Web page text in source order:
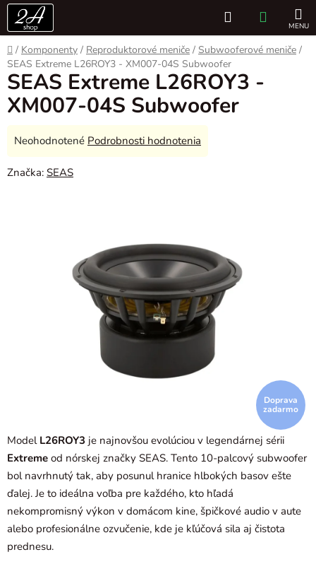
Prejsť
obsah
Hľadať
KOŠÍK
Domov
/ Komponenty / Reproduktorové meniče / Subwooferové meniče /
SEAS Extreme L26ROY3 - XM007-04S Subwoofer
Model L26ROY3 je najnovšou evolúciou v legendárnej sérii
Extreme od nórskej značky SEAS. Tento 10-palcový subwoofer
bol navrhnutý tak, aby posunul hranice hlbokých basov ešte
ďalej. Je to ideálna voľba pre každého, kto hľadá
nekompromisný výkon v domácom kine, špičkové audio v aute
alebo profesionálne ozvučenie, kde je kľúčová sila aj čistota
prednesu.
SEAS Extreme L26ROY3 -
XM007-04S Subwoofer
Priemerné
produktu
Neohodnotené Podrobnosti hodnotenia
Značka: SEAS
Doprava
zadarmo